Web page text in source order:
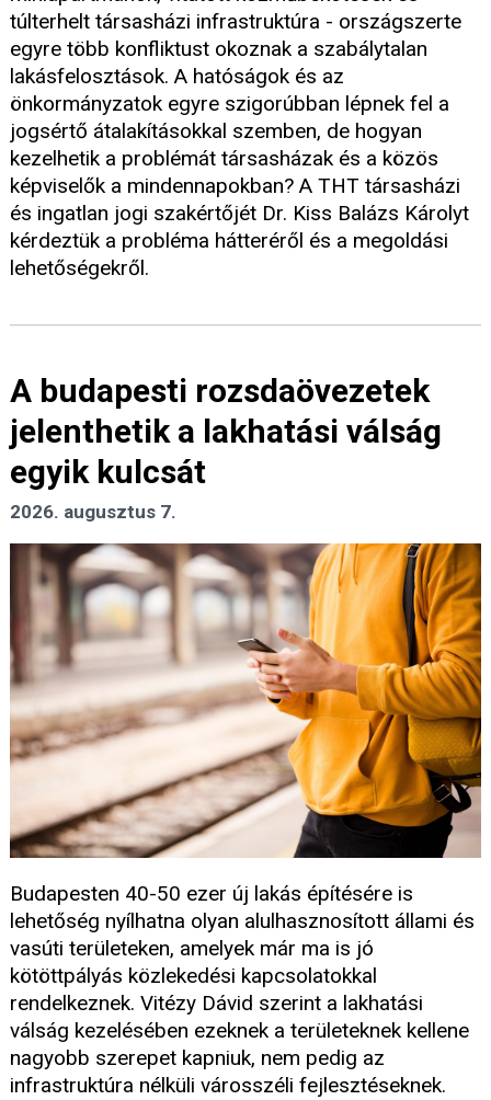
túlterhelt társasházi infrastruktúra - országszerte
egyre több konfliktust okoznak a szabálytalan
lakásfelosztások. A hatóságok és az
önkormányzatok egyre szigorúbban lépnek fel a
jogsértő átalakításokkal szemben, de hogyan
kezelhetik a problémát társasházak és a közös
képviselők a mindennapokban? A THT társasházi
és ingatlan jogi szakértőjét Dr. Kiss Balázs Károlyt
kérdeztük a probléma hátteréről és a megoldási
lehetőségekről.
A budapesti rozsdaövezetek
jelenthetik a lakhatási válság
egyik kulcsát
2026. augusztus 7.
Budapesten 40-50 ezer új lakás építésére is
lehetőség nyílhatna olyan alulhasznosított állami és
vasúti területeken, amelyek már ma is jó
kötöttpályás közlekedési kapcsolatokkal
rendelkeznek. Vitézy Dávid szerint a lakhatási
válság kezelésében ezeknek a területeknek kellene
nagyobb szerepet kapniuk, nem pedig az
infrastruktúra nélküli városszéli fejlesztéseknek.